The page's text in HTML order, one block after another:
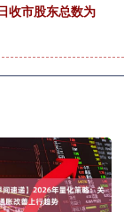
收市股东总数为